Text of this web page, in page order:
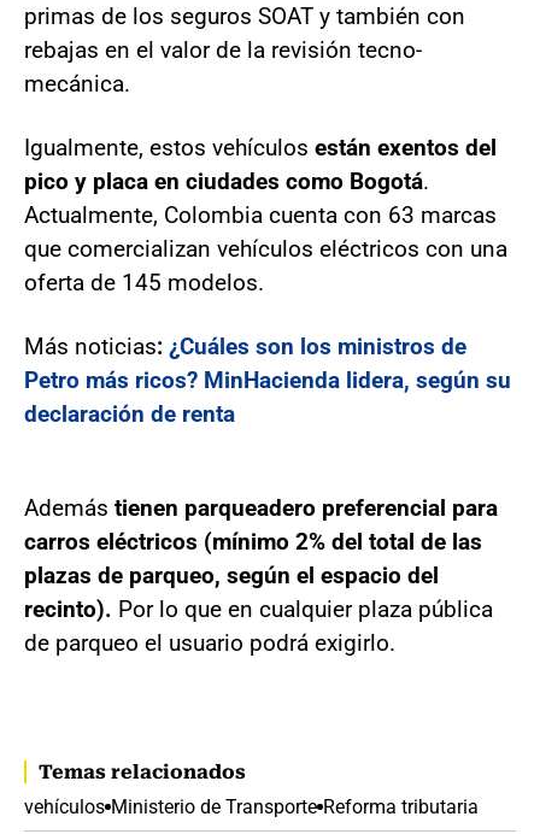
primas de los seguros SOAT y también con
rebajas en el valor de la revisión tecno-
mecánica.
Igualmente, estos vehículos están exentos del
pico y placa en ciudades como Bogotá.
Actualmente, Colombia cuenta con 63 marcas
que comercializan vehículos eléctricos con una
oferta de 145 modelos.
Más noticias: ¿Cuáles son los ministros de
Petro más ricos? MinHacienda lidera, según su
declaración de renta
Además tienen parqueadero preferencial para
carros eléctricos (mínimo 2% del total de las
plazas de parqueo, según el espacio del
recinto). Por lo que en cualquier plaza pública
de parqueo el usuario podrá exigirlo.
Temas relacionados
vehículos Ministerio de Transporte Reforma tributaria